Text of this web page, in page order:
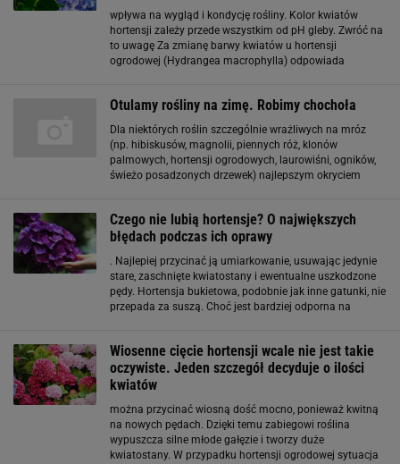
wpływa na wygląd i kondycję rośliny. Kolor kwiatów
hortensji zależy przede wszystkim od pH gleby. Zwróć na
to uwagę Za zmianę barwy kwiatów u hortensji
ogrodowej (Hydrangea macrophylla) odpowiada
umożliwia
Otulamy rośliny na zimę. Robimy chochoła
Dla niektórych roślin szczególnie wrażliwych na mróz
(np. hibiskusów, magnolii, piennych róż, klonów
palmowych, hortensji ogrodowych, laurowiśni, ogników,
świeżo posadzonych drzewek) najlepszym okryciem
Czego nie lubią hortensje? O największych
błędach podczas ich oprawy
. Najlepiej przycinać ją umiarkowanie, usuwając jedynie
stare, zaschnięte kwiatostany i ewentualne uszkodzone
pędy. Hortensja bukietowa, podobnie jak inne gatunki, nie
przepada za suszą. Choć jest bardziej odporna na
Wiosenne cięcie hortensji wcale nie jest takie
oczywiste. Jeden szczegół decyduje o ilości
kwiatów
można przycinać wiosną dość mocno, ponieważ kwitną
na nowych pędach. Dzięki temu zabiegowi roślina
wypuszcza silne młode gałęzie i tworzy duże
kwiatostany. W przypadku hortensji ogrodowej sytuacja